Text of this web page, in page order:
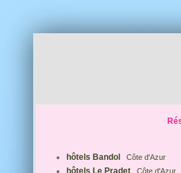
hôtels Bandol Côte d'Azur
hôtels Le Pradet Côte d'Azur